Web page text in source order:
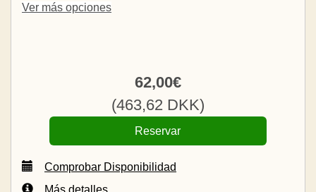
Ver más opciones
62,00€
(463,62 DKK)
Comprobar Disponibilidad
Más detalles